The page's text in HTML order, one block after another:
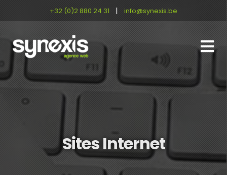
+32 (0)2 880 24 31 | info@synexis.be
Sites Internet